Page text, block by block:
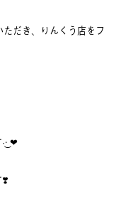
だき、りんくう店をフ
❤︎‬
❣️